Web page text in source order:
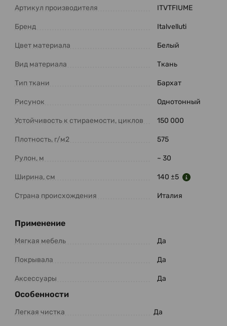
Артикул производителя ITVTFIUME
Бренд Italvelluti
Цвет материала Белый
Вид материала Ткань
Тип ткани Бархат
Рисунок Однотонный
Устойчивость к стираемости, циклов 150 000
Плотность, г/м2 575
Рулон, м ~ 30
Ширина, см 140 ±5
Страна происхождения Италия
Применение
Мягкая мебель Да
Покрывала Да
Аксессуары Да
Особенности
Легкая чистка Да